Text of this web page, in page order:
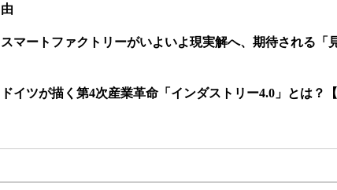
由
スマートファクトリーがいよいよ現実解へ、期待される「
ドイツが描く第4次産業革命「インダストリー4.0」とは？【